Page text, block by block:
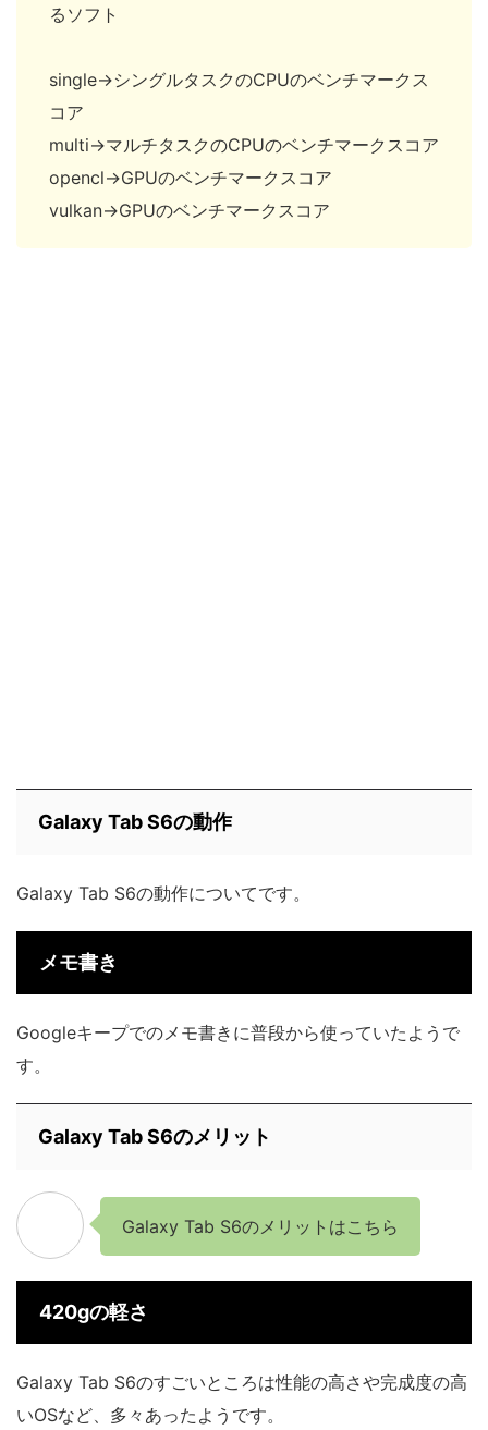
るソフト
single→シングルタスクのCPUのベンチマークス
コア
multi→マルチタスクのCPUのベンチマークスコア
opencl→GPUのベンチマークスコア
vulkan→GPUのベンチマークスコア
Galaxy Tab S6の動作
Galaxy Tab S6の動作についてです。
メモ書き
Googleキープでのメモ書きに普段から使っていたようで
す。
Galaxy Tab S6のメリット
Galaxy Tab S6のメリットはこちら
420gの軽さ
Galaxy Tab S6のすごいところは性能の高さや完成度の高
いOSなど、多々あったようです。